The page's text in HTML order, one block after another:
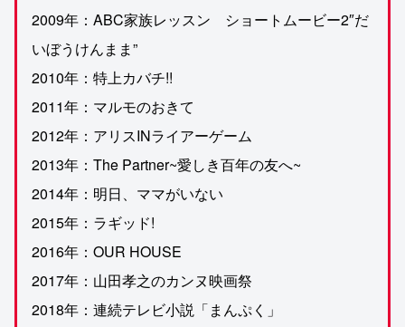
2009年：ABC家族レッスン ショートムービー2″だ
いぼうけんまま”
2010年：特上カバチ!!
2011年：マルモのおきて
2012年：アリスINライアーゲーム
2013年：The Partner~愛しき百年の友へ~
2014年：明日、ママがいない
2015年：ラギッド!
2016年：OUR HOUSE
2017年：山田孝之のカンヌ映画祭
2018年：連続テレビ小説「まんぷく」